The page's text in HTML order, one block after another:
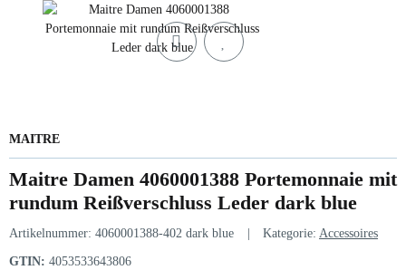
MAITRE
Maitre Damen 4060001388 Portemonnaie mit
rundum Reißverschluss Leder dark blue
Artikelnummer: 4060001388-402 dark blue Kategorie: Accessoires
GTIN: 4053533643806